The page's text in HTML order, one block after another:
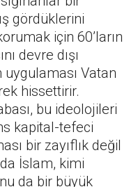
gördüklerini
için 60’ların
devre dışı
uygulaması Vatan
hissettirir.
bu ideolojileri
kapital-tefeci
bir zayıflık değil
İslam, kimi
da bir büyük